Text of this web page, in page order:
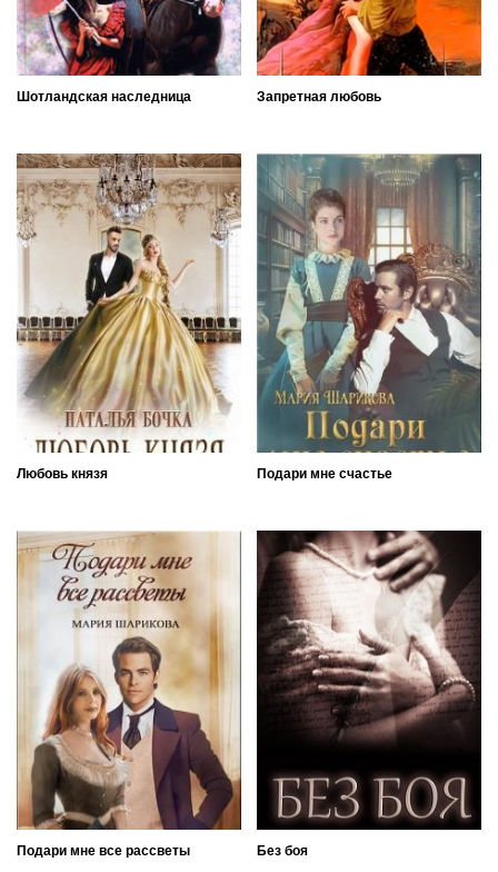
Шотландская наследница Запретная любовь
Любовь князя Подари мне счастье
Подари мне все рассветы Без боя